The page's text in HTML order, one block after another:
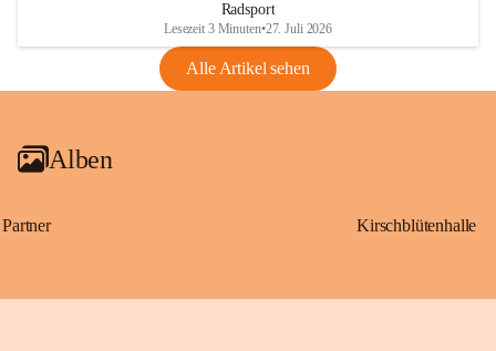
VBl. EU Nr. 18_2026
Radsport
Lesezeit 3 Minuten•27. Juli 2026
Alle Artikel sehen
Alben
Partner Kirschblütenhalle